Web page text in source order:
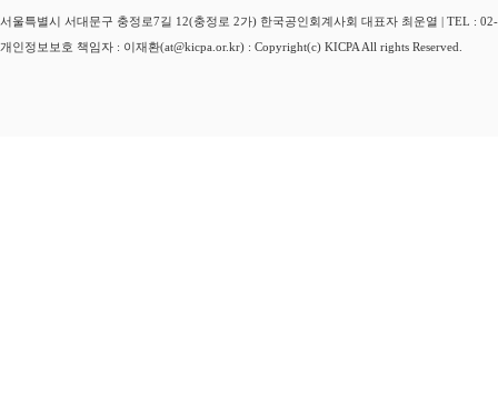
서울특별시 서대문구 충정로7길 12(충정로 2가) 한국공인회계사회 대표자 최운열 | TEL :
개인정보보호 책임자 : 이재환(at@kicpa.or.kr) : Copyright(c) KICPA All rights Reserved.